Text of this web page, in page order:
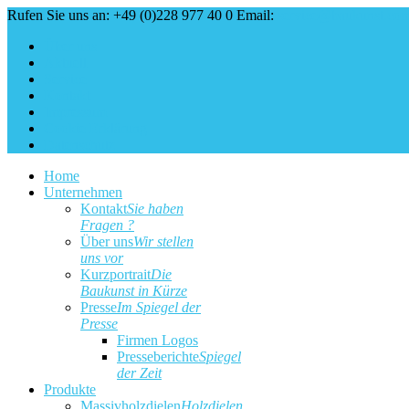
Rufen Sie uns an: +49 (0)228 977 40 0 Email:
Home
Unternehmen
KontaktSie haben
Fragen ?
Über unsWir stellen
uns vor
KurzportraitDie
Baukunst in Kürze
PresseIm Spiegel der
Presse
Firmen Logos
PresseberichteSpiegel
der Zeit
Produkte
MassivholzdielenHolzdielen,